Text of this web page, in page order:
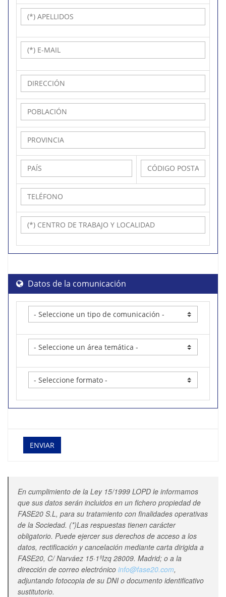
Datos de la comunicación
ENVIAR
En cumplimiento de la Ley 15/1999 LOPD le informamos
que sus datos serán incluidos en un fichero propiedad de
FASE20 S.L, para su tratamiento con finalidades operativas
de la Sociedad. (*)Las respuestas tienen carácter
obligatorio. Puede ejercer sus derechos de acceso a los
datos, rectificación y cancelación mediante carta dirigida a
FASE20, C/ Narváez 15·1ºIzq 28009. Madrid; o a la
dirección de correo electrónico info@fase20.com,
adjuntando fotocopia de su DNI o documento identificativo
sustitutorio.